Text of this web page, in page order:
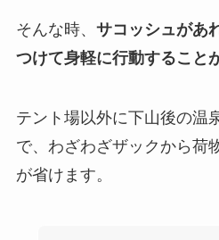
そんな時、 サコッシュがあ
つけて身軽に行動すること
テント場以外に下山後の温
で、わざわざザックから荷
が省けます。